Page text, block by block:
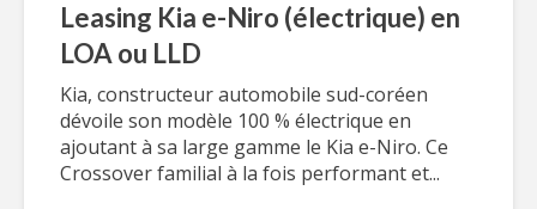
Leasing Kia e-Niro (électrique) en
LOA ou LLD
Kia, constructeur automobile sud-coréen
dévoile son modèle 100 % électrique en
ajoutant à sa large gamme le Kia e-Niro. Ce
Crossover familial à la fois performant et...